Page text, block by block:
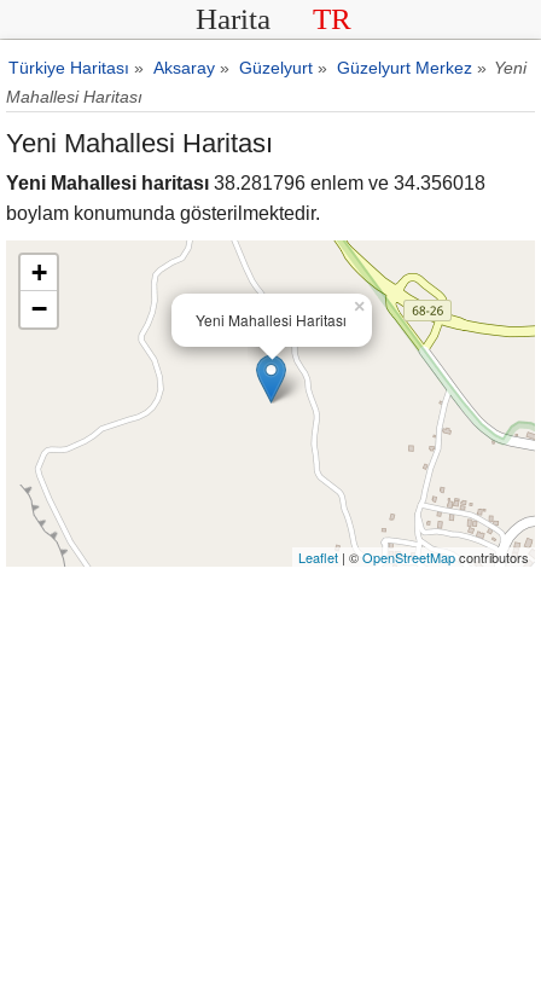
Harita TR
Türkiye Haritası » Aksaray » Güzelyurt » Güzelyurt Merkez » Yeni
Mahallesi Haritası
Yeni Mahallesi Haritası
Yeni Mahallesi haritası 38.281796 enlem ve 34.356018
boylam konumunda gösterilmektedir.
Yeni Mahallesi Haritası
×
+
−
Leaflet | ©OpenStreetMapcontributors